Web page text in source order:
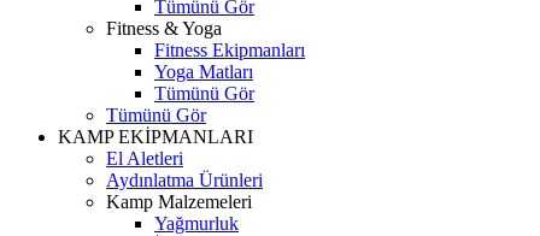
Tümünü Gör
Fitness & Yoga
Fitness Ekipmanları
Yoga Matları
Tümünü Gör
Tümünü Gör
KAMP EKİPMANLARI
El Aletleri
Aydınlatma Ürünleri
Kamp Malzemeleri
Yağmurluk